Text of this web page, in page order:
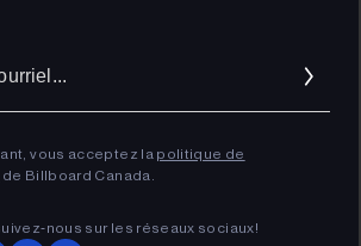
vous acceptez la politique de
de Billboard Canada.
sur les réseaux sociaux!